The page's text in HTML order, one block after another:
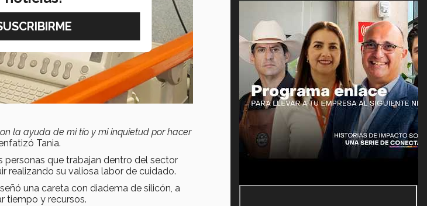
la ayuda de mi tío y mi inquietud por hacer
Tania.
personas que trabajan dentro del sector
realizando su valiosa labor de cuidado.
una careta con diadema de silicón, a
tiempo y recursos.